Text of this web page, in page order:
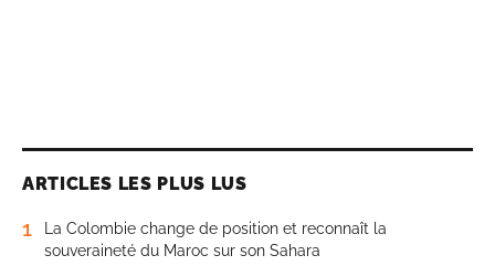
ARTICLES LES PLUS LUS
1
La Colombie change de position et reconnaît la
souveraineté du Maroc sur son Sahara